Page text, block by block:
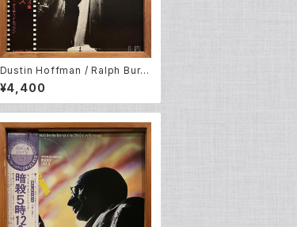
Dustin Hoffman / Ralph Burn
s – "Lenny" Original Soundtr
ack (LP)
¥4,400